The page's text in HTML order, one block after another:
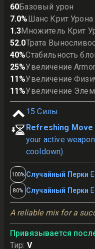
60Базовый урон
7.0%Шанс Крит Урона
1.3Множитель Крит
52.0Трата
40%Стабильность
25%Увеличение
11%Увеличение
11%Увеличение
15 Силы
Refreshing Move
your active
cooldown).
100% Случайный Перки
80% Случайный Перки
A reliable mix for a
Привязывается
Тир: V